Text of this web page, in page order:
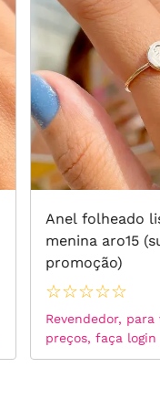
Anel folheado
menina aro15
promoção)
☆☆☆☆☆
Revendedor, para
preços, faça